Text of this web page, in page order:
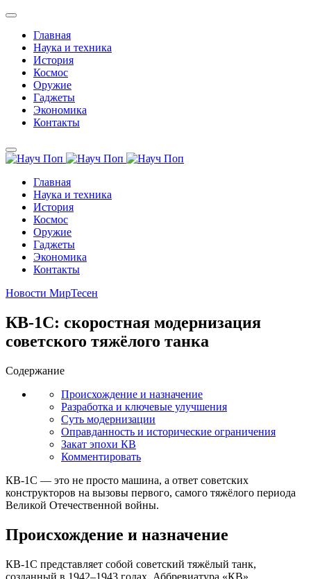
Главная
Наука и техника
История
Космос
Оружие
Гаджеты
Экономика
Контакты
Главная
Наука и техника
История
Космос
Оружие
Гаджеты
Экономика
Контакты
Новости МирТесен
КВ-1С: скоростная модернизация
советского тяжёлого танка
Содержание
Происхождение и назначение
Разработка и ключевые улучшения
Суть модернизации
Оправданность и исторические ограничения
Закат эпохи КВ
Комментировать
КВ-1С — это не просто машина, а ответ советских
конструкторов на вызовы первого, самого тяжёлого периода
Великой Отечественной войны.
Происхождение и назначение
КВ-1С представляет собой советский тяжёлый танк,
созданный в 1942–1943 годах. Аббревиатура «КВ»